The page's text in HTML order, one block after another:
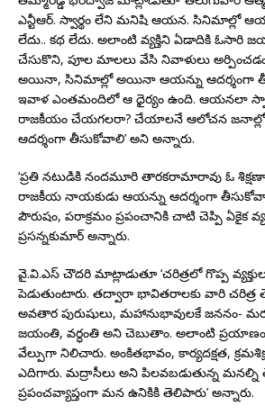
ఎన్టీఆర్‌. స్వార్థం లేని మనిషి ఆయన. సినిమాల్లో
లేదు.. కథ లేదు. అలాంటి వ్యక్తిని ఏడాదికి ఓసారి
చేసుకొని, పూల మాలలు వేసి నివాళులు
అయినా, సినిమాల్లో అయినా ఆయన్ను ఆదర్శంగా
ఇవాళ ఎంతమందిలో ఆ ధైర్యం ఉంది. ఆయనలా
రాజకీయం చేయగలరా? చేయాలనే ఆలోచన
ఆదర్శంగా తీసుకోవాలి’ అని అన్నారు.
‘ప్రతి నటుడికి నందమూరి తారకరామారావు ఓ
రాజకీయ నాయకుడు ఆయన్ను ఆదర్శంగా
పౌరుషం, పరాక్రమం ప్రపంచానికి చాటి చెప్పి ఏకైక
ప్రసన్నకుమార్‌ అన్నారు.
వై.వి.ఎస్‌ చౌదరి మాట్లాడుతూ ‘చరిత్రలో గొప్ప
పెడుతుంటారు. తద్వారా భావితరాలకు వారి
అవతార పురుషులు, మహానుభావులకే జననం-
జయంతి, వర్ధంతి అని చెబుతాం. అలాంటి ప్రయాణం
వేల్పుగా నిలిచారు. అంకితభావం, కార్యదక్షత,
ఎదిగారు. మద్రాసీలు అని పిలవబడుతున్న
ప్రపంచవ్యాప్తంగా మన ఉనికికి తెలిపారు’ అన్నారు.